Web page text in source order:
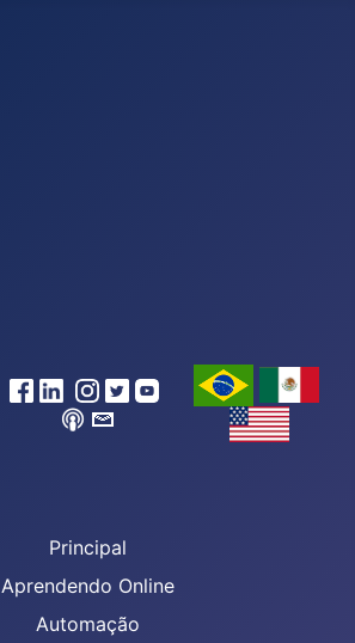
Principal
Aprendendo Online
Automação